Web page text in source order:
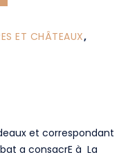
ET CHÂTEAUX,
et correspondant
a consacrE à La